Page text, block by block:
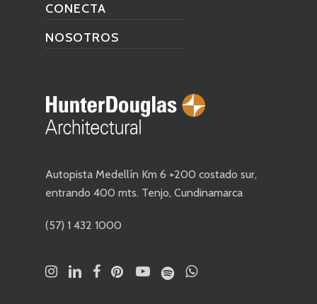
Autopista Medellín Km 6 +200 costado sur,
entrando 400 mts. Tenjo, Cundinamarca
(57) 1 432 1000
CONECTA
NOSOTROS